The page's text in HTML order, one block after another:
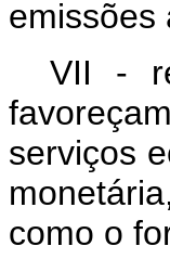
emissões
VII -
serviços
como o